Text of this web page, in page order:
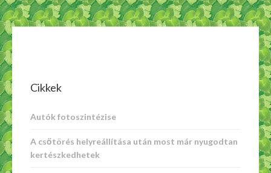
Cikkek
Autók fotoszintézise
A csőtörés helyreállítása után most már nyugodtan
kertészkedhetek